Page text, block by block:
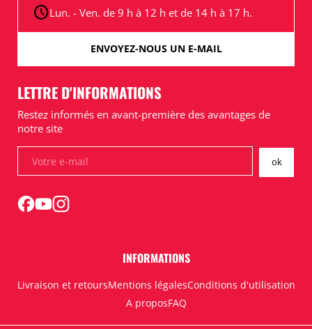
scheduleLun. - Ven. de 9 h à 12 h et de 14 h à 17 h.
ENVOYEZ-NOUS UN E-MAIL
INFORMATIONS
Livraison et retoursMentions légalesConditions d'utilisation
A proposFAQ
LETTRE D'INFORMATIONS
Restez informés en avant-première des avantages de
notre site